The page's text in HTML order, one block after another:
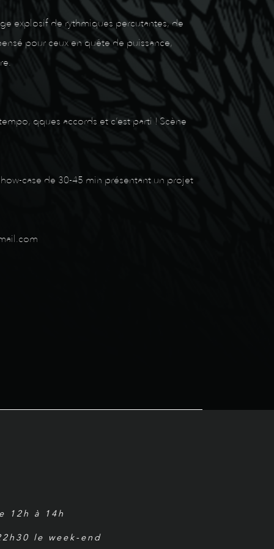
explosif de rythmiques percutantes, de
pour ceux en quête de puissance,
qques accords et c’est parti ! Scène
case de 30-45 min présentant un projet
12h à 14h
le week-end